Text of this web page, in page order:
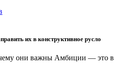
их в конструктивное русло
они важны Амбиции — это